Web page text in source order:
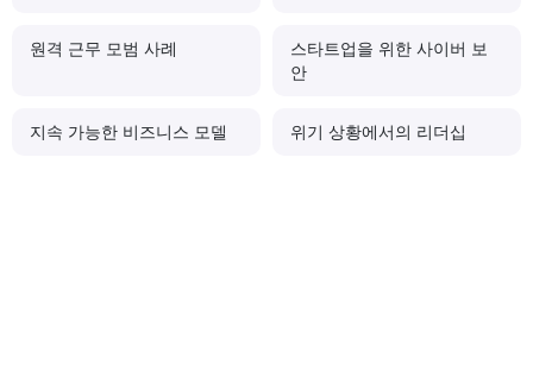
원격 근무 모범 사례
스타트업을 위한 사이버 보
안
지속 가능한 비즈니스 모델 위기 상황에서의 리더십